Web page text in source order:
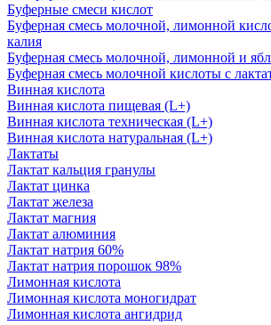
Буферные смеси кислот
Буферная смесь молочной, лимонной
калия
Буферная смесь молочной, лимонной и
Буферная смесь молочной кислоты с
Винная кислота
Винная кислота пищевая (L+)
Винная кислота техническая (L+)
Винная кислота натуральная (L+)
Лактаты
Лактат кальция гранулы
Лактат цинка
Лактат железа
Лактат магния
Лактат алюминия
Лактат натрия 60%
Лактат натрия порошок 98%
Лимонная кислота
Лимонная кислота моногидрат
Лимонная кислота ангидрид